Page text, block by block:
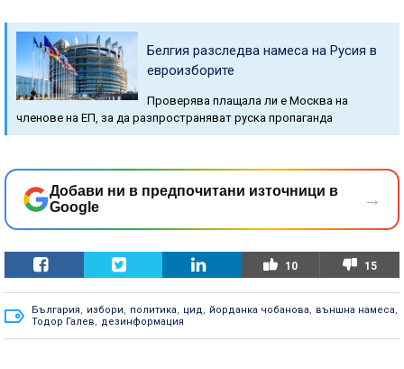
Белгия разследва намеса на Русия в
евроизборите
Проверява плащала ли е Москва на
членове на ЕП, за да разпространяват руска пропаганда
Добави ни в предпочитани източници в
Google
→
10 15
България, избори, политика, цид, йорданка чобанова, външна намеса,
Тодор Галев, дезинформация